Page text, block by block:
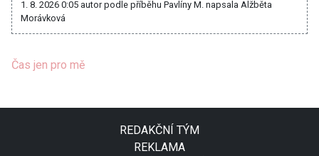
1. 8. 2026 0:05 autor podle příběhu Pavlíny M. napsala Alžběta
Morávková
Čas jen pro mě
REDAKČNÍ TÝM
REKLAMA